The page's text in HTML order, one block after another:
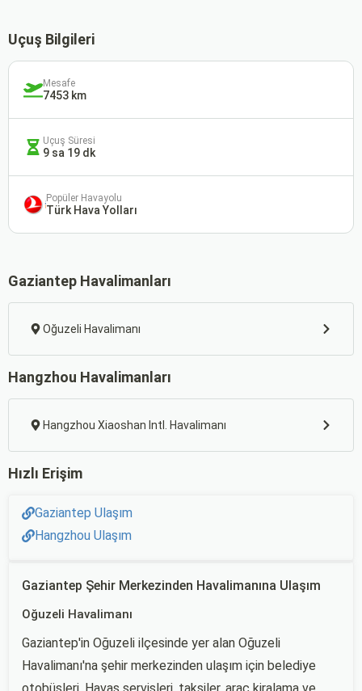
Uçuş Bilgileri
Mesafe
7453 km
Uçuş Süresi
9 sa 19 dk
Popüler Havayolu
Türk Hava Yolları
Gaziantep Havalimanları
Oğuzeli Havalimanı
Hangzhou Havalimanları
Hangzhou Xiaoshan Intl. Havalimanı
Hızlı Erişim
Gaziantep Ulaşım
Hangzhou Ulaşım
Gaziantep Şehir Merkezinden Havalimanına Ulaşım
Oğuzeli Havalimanı
Gaziantep'in Oğuzeli ilçesinde yer alan Oğuzeli
Havalimanı'na şehir merkezinden ulaşım için belediye